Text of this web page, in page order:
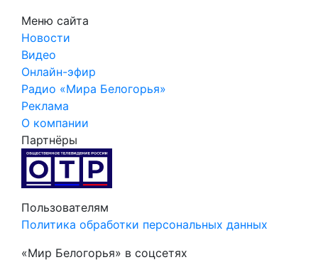
Меню сайта
Новости
Видео
Онлайн-эфир
Радио «Мира Белогорья»
Реклама
О компании
Партнёры
Пользователям
Политика обработки персональных данных
«Мир Белогорья» в соцсетях